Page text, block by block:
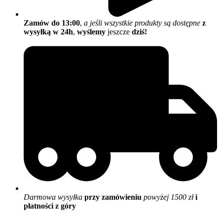
Zamów do 13:00, a jeśli wszystkie produkty są dostępne z
wysyłką w 24h, wyślemy jeszcze dziś!
Darmowa wysyłka przy zamówieniu powyżej 1500 złi
płatności z góry